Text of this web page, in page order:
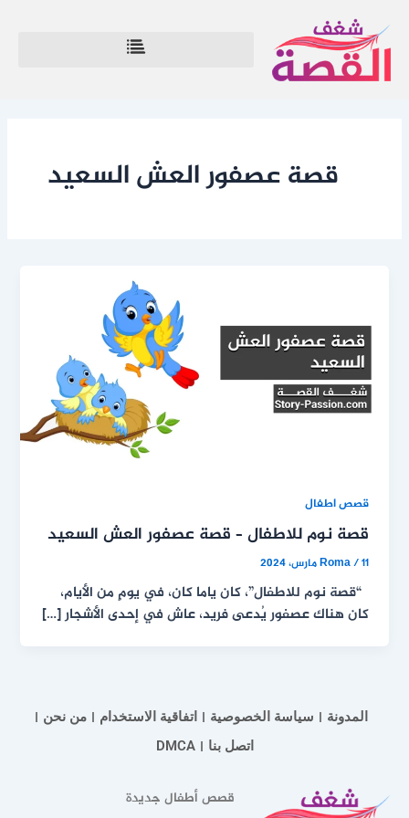
إلى
المحتوى
قصة عصفور العش السعيد
قصص اطفال
قصة نوم للاطفال – قصة عصفور العش السعيد
Roma/11 مارس، 2024
“قصة نوم للاطفال”، كان ياما كان، في يومٍ من الأيام،
كان هناك عصفور يُدعى فريد، عاش في إحدى الأشجار […]
المدونة سياسة الخصوصية اتفاقية الاستخدام
من نحن
اتصل بنا
DMCA
قصص أطفال جديدة